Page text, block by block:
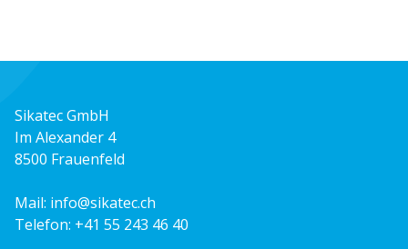
Sikatec GmbH
Im Alexander 4
8500 Frauenfeld
Mail: info@sikatec.ch
Telefon: +41 55 243 46 40